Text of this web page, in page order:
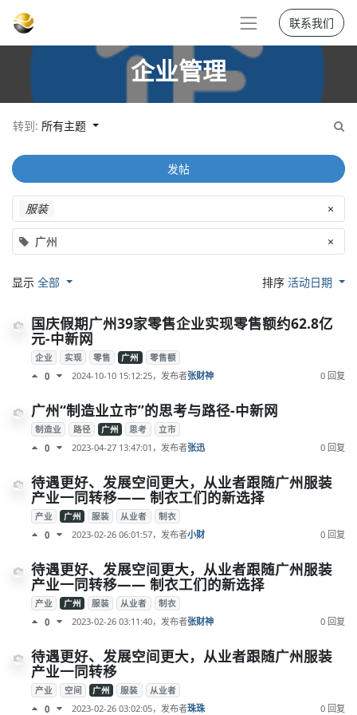
联系我们
企业管理
转到: 所有主题
服装 ×
广州 ×
发帖
显示 全部 排序活动日期
国庆假期广州39家零售企业实现零售额约62.8亿
元-中新网
企业 实现 零售 广州 零售额
0 2024-10-10 15:12:25，发布者张财神 0 回复
广州“制造业立市”的思考与路径-中新网
制造业 路径 广州 思考 立市
0 2023-04-27 13:47:01 ，发布者张迅 0 回复
待遇更好、发展空间更大，从业者跟随广州服装
产业一同转移—— 制衣工们的新选择
产业 广州 服装 从业者 制衣
0 2023-02-26 06:01:57，发布者小财 0 回复
待遇更好、发展空间更大，从业者跟随广州服装
产业一同转移—— 制衣工们的新选择
产业 广州 服装 从业者 制衣
0 2023-02-26 03:11:40，发布者张财神 0 回复
待遇更好、发展空间更大，从业者跟随广州服装
产业一同转移
产业 空间 广州 服装 从业者
0 2023-02-26 03:02:05，发布者珠珠 0 回复